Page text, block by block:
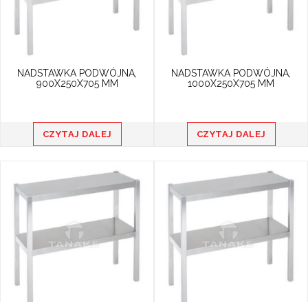
NADSTAWKA PODWÓJNA,
900X250X705 MM
CZYTAJ DALEJ
NADSTAWKA PODWÓJNA,
1000X250X705 MM
CZYTAJ DALEJ